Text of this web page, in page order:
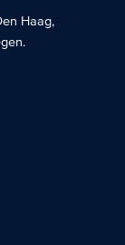
Haag,
.